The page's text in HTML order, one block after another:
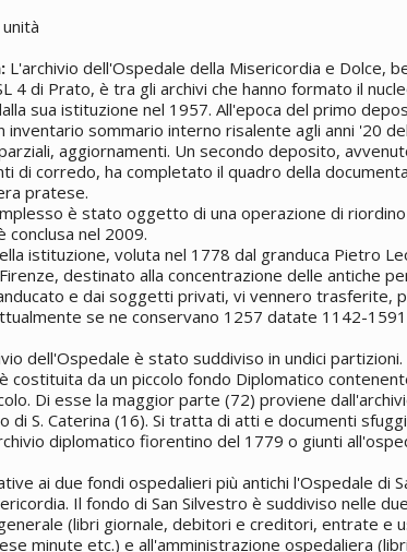
L'archivio dell'Ospedale della Misericordia e Dolce,
4 di Prato, è tra gli archivi che hanno formato il
sua istituzione nel 1957. All'epoca del primo
inventario sommario interno risalente agli anni '20
aggiornamenti. Un secondo deposito,
di corredo, ha completato il quadro della
pratese.
è stato oggetto di una operazione di
conclusa nel 2009.
istituzione, voluta nel 1778 dal granduca Pietro
destinato alla concentrazione delle antiche
e dai soggetti privati, vi vennero trasferite,
se ne conservano 1257 datate 1142-
dell'Ospedale è stato suddiviso in undici partizioni.
costituita da un piccolo fondo Diplomatico
Di esse la maggior parte (72) proviene
di S. Caterina (16). Si tratta di atti e documenti
diplomatico fiorentino del 1779 o giunti
ai due fondi ospedalieri più antichi l'Ospedale di
Il fondo di San Silvestro è suddiviso nelle
(libri giornale, debitori e creditori, entrate e
minute etc.) e all'amministrazione ospedaliera